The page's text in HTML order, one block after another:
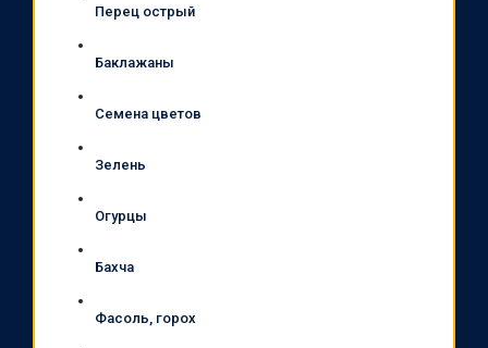
Перец острый
Баклажаны
Семена цветов
Зелень
Огурцы
Бахча
Фасоль, горох